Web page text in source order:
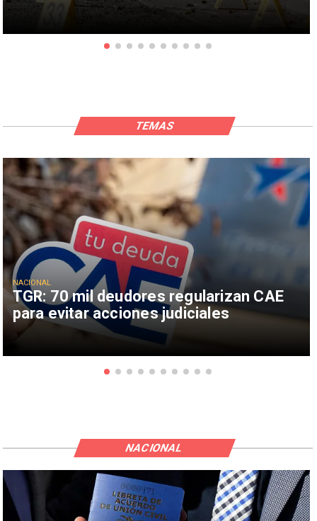
TGR: 70 mil deudores regularizan CAE
para evitar acciones judiciales
NACIONAL
TEMAS
NACIONAL